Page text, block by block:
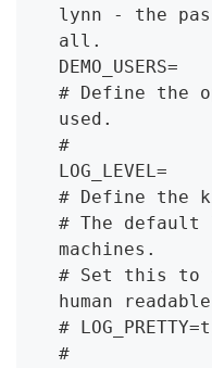
lynn - the
all.
DEMO_USERS=
# Define the
used.
#
LOG_LEVEL=
# Define the
# The default
machines.
# Set this to
human
#
#